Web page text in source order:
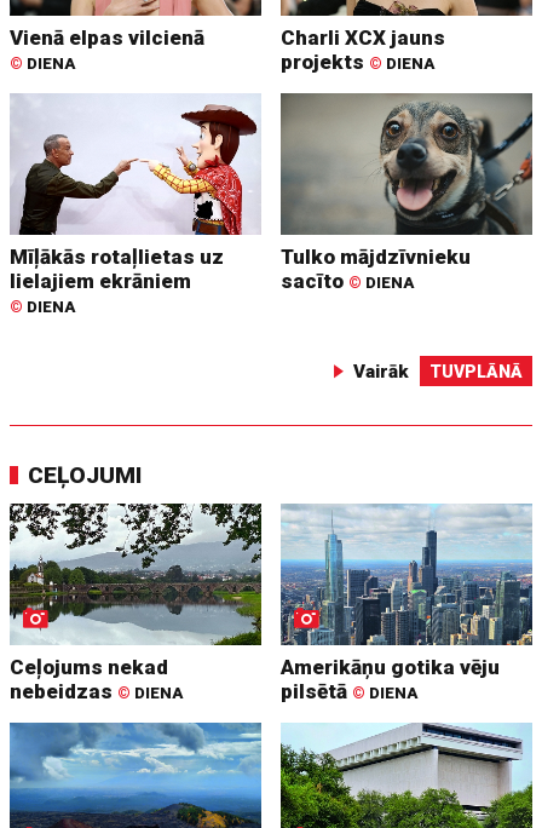
Vienā elpas vilcienā
© DIENA
Charli XCX jauns
projekts © DIENA
Mīļākās rotaļlietas uz
lielajiem ekrāniem
© DIENA
Tulko mājdzīvnieku
sacīto © DIENA
Vairāk TUVPLĀNĀ
CEĻOJUMI
Ceļojums nekad
nebeidzas © DIENA
Amerikāņu gotika vēju
pilsētā © DIENA